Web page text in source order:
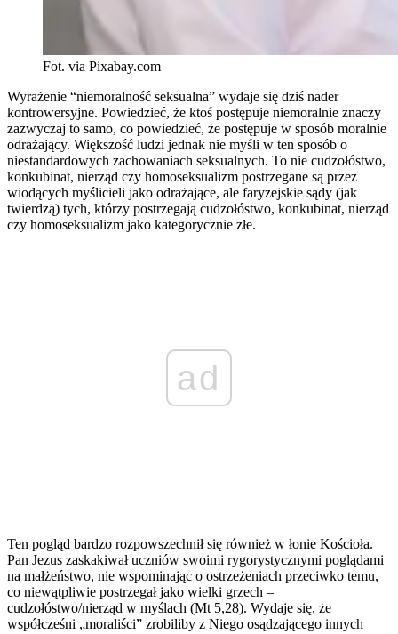
Fot. via Pixabay.com
Wyrażenie “niemoralność seksualna” wydaje się dziś nader
kontrowersyjne. Powiedzieć, że ktoś postępuje niemoralnie znaczy
zazwyczaj to samo, co powiedzieć, że postępuje w sposób moralnie
odrażający. Większość ludzi jednak nie myśli w ten sposób o
niestandardowych zachowaniach seksualnych. To nie cudzołóstwo,
konkubinat, nierząd czy homoseksualizm postrzegane są przez
wiodących myślicieli jako odrażające, ale faryzejskie sądy (jak
twierdzą) tych, którzy postrzegają cudzołóstwo, konkubinat, nierząd
czy homoseksualizm jako kategorycznie złe.
ad
Ten pogląd bardzo rozpowszechnił się również w łonie Kościoła.
Pan Jezus zaskakiwał uczniów swoimi rygorystycznymi poglądami
na małżeństwo, nie wspominając o ostrzeżeniach przeciwko temu,
co niewątpliwie postrzegał jako wielki grzech –
cudzołóstwo/nierząd w myślach (Mt 5,28). Wydaje się, że
współcześni „moraliści” zrobiliby z Niego osądzającego innych